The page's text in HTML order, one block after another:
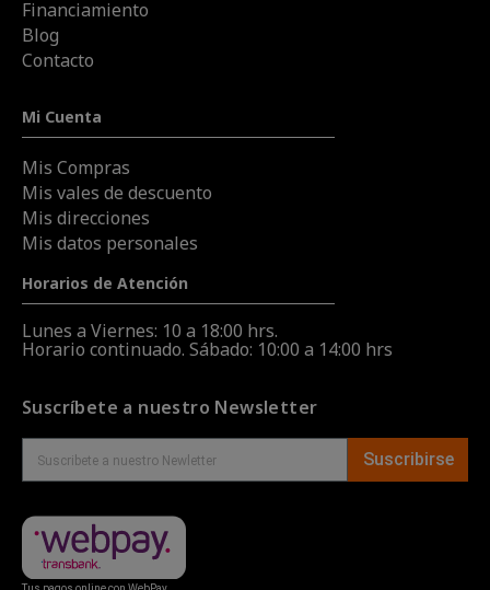
Financiamiento
Blog
Contacto
Mi Cuenta
Mis Compras
Mis vales de descuento
Mis direcciones
Mis datos personales
Horarios de Atención
Lunes a Viernes: 10 a 18:00 hrs.
Horario continuado. Sábado: 10:00 a 14:00 hrs
Suscríbete a nuestro Newsletter
Suscribirse